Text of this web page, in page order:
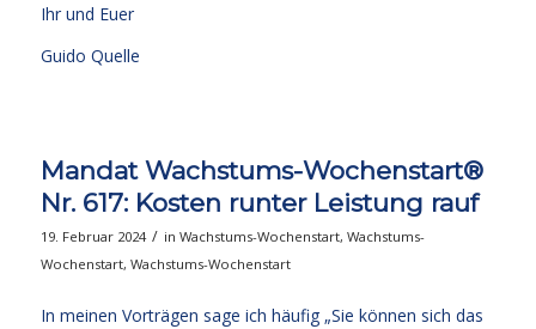
Ihr und Euer
Guido Quelle
Mandat Wachstums-Wochenstart®
Nr. 617: Kosten runter Leistung rauf
19. Februar 2024 / in Wachstums-Wochenstart, Wachstums-
Wochenstart, Wachstums-Wochenstart
In meinen Vorträgen sage ich häufig „Sie können sich das